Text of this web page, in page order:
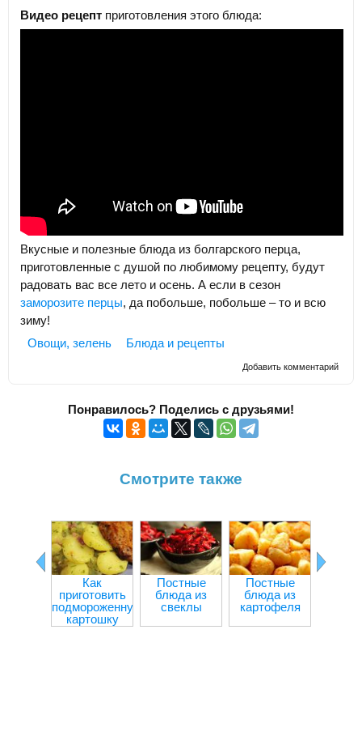
Видео рецепт приготовления этого блюда:
Вкусные и полезные блюда из болгарского перца,
приготовленные с душой по любимому рецепту, будут
радовать вас все лето и осень. А если в сезон
заморозите перцы, да побольше, побольше – то и всю
зиму!
Овощи, зелень
Блюда и рецепты
Добавить комментарий
Понравилось? Поделись с друзьями!
Смотрите также
Как
приготовить
подмороженную
картошку
Постные
блюда из
свеклы
Постные
блюда из
картофеля